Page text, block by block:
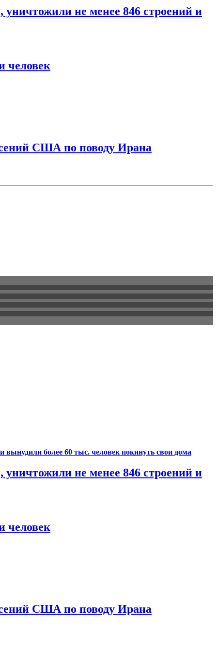
не менее 846 строений и
человек
США по поводу Ирана
не менее 846 строений и
человек
США по поводу Ирана